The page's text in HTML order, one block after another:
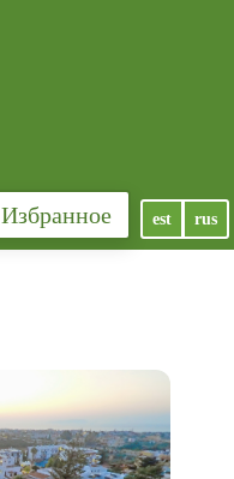
♡ Избранное est rus